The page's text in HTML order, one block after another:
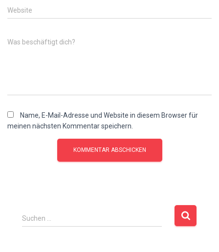
Website
Was beschäftigt dich?
Name, E-Mail-Adresse und Website in diesem Browser für
meinen nächsten Kommentar speichern.
S
u
Suchen …